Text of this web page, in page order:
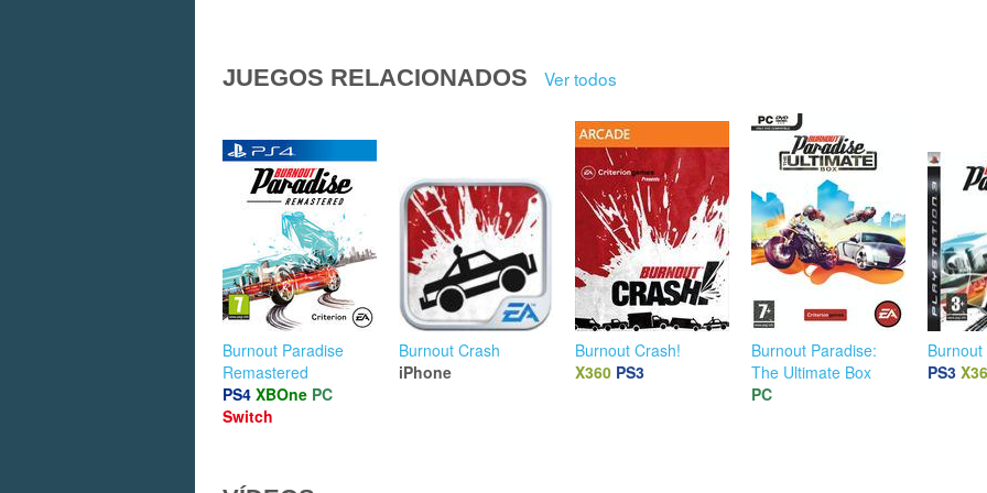
JUEGOS RELACIONADOS Ver todos
Burnout Paradise
Remastered
PS4 XBOne PC
Switch
Burnout Crash
iPhone
Burnout Crash!
X360 PS3
Burnout Paradise:
The Ultimate Box
PC
PS3